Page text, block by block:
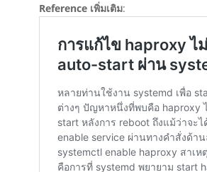
Reference เพิ่มเติม: